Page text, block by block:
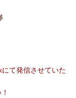
て発信させていた